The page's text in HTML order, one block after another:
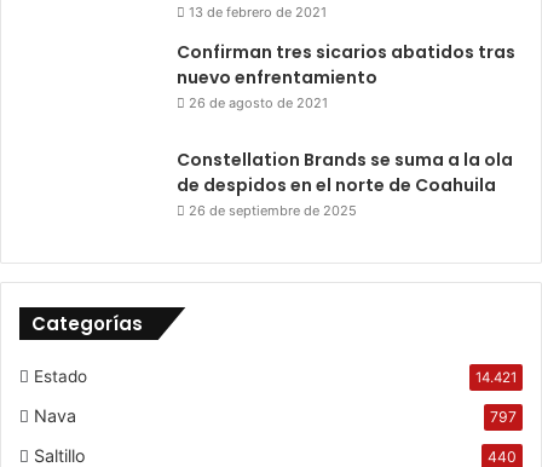
13 de febrero de 2021
Confirman tres sicarios abatidos tras
nuevo enfrentamiento
26 de agosto de 2021
Constellation Brands se suma a la ola
de despidos en el norte de Coahuila
26 de septiembre de 2025
Categorías
Estado 14.421
Nava 797
Saltillo 440